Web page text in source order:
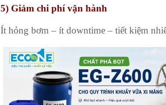
5) Giảm chi phí vận hành
Ít hỏng bơm – ít downtime – tiết kiệm